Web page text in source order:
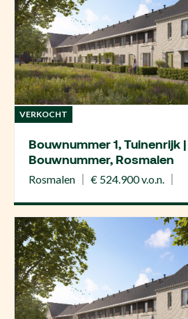
VERKOCHT
Bouwnummer 1, Tuinenrijk
Bouwnummer, Rosmalen
Rosmalen € 524.900 v.o.n.